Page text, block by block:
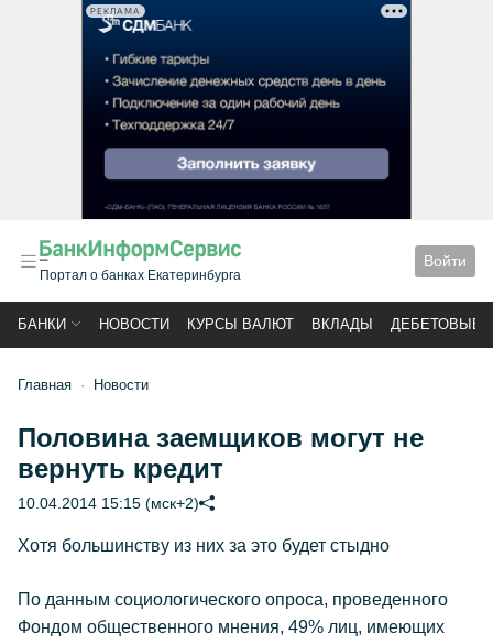
РЕКЛАМА
Портал о банках Екатеринбурга
Войти
БАНКИ НОВОСТИ КУРСЫ ВАЛЮТ ВКЛАДЫ ДЕБЕТОВЫЕ
Главная Новости
Половина заемщиков могут не
вернуть кредит
10.04.2014 15:15 (мск+2)
Хотя большинству из них за это будет стыдно
По данным социологического опроса, проведенного
Фондом общественного мнения, 49% лиц, имеющих